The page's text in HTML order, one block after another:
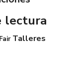
lectura
Talleres